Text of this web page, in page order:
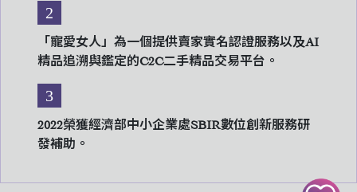
2
「寵愛女人」為一個提供賣家實名認證服務以及AI
精品追溯與鑑定的C2C二手精品交易平台。
3
2022榮獲經濟部中小企業處SBIR數位創新服務研
發補助。